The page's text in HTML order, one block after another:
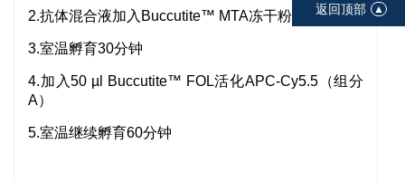
2.抗体混合液加入Buccutite™ MTA冻干粉（组分B）
3.室温孵育30分钟
4.加入50 µl Buccutite™ FOL活化APC-Cy5.5（组分
A）
5.室温继续孵育60分钟
返回顶部 ▲